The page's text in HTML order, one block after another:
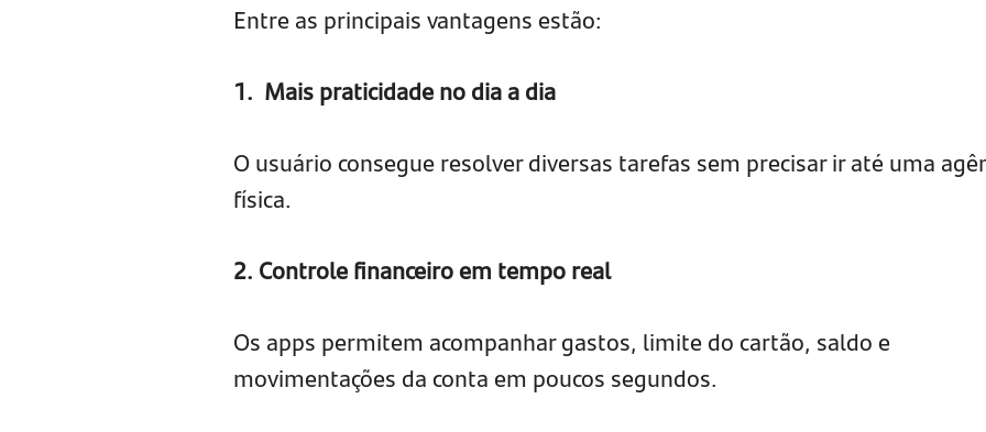
Entre as principais vantagens estão:
1. Mais praticidade no dia a dia
O usuário consegue resolver diversas tarefas sem precisar ir até uma
física.
2. Controle financeiro em tempo real
Os apps permitem acompanhar gastos, limite do cartão, saldo e
movimentações da conta em poucos segundos.